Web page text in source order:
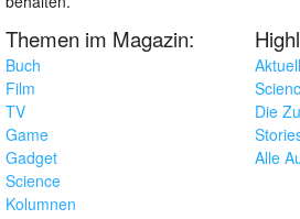
Themen im Magazin:
Buch
Film
TV
Game
Gadget
Science
Kolumnen
Die
Alle